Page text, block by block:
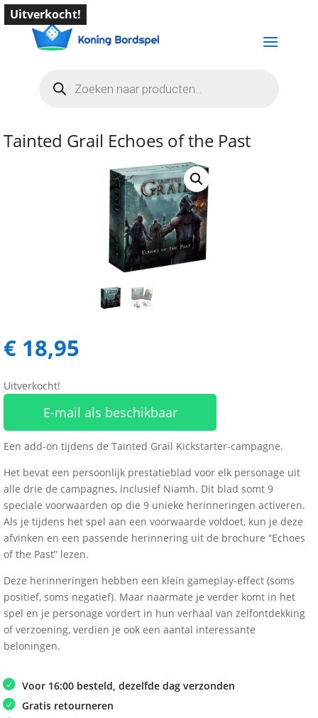
zoeken
Uitverkocht!
Tainted Grail Echoes of the Past
€ 18,95
Uitverkocht!
E-mail als beschikbaar
Een add-on tijdens de Tainted Grail Kickstarter-campagne.
Het bevat een persoonlijk prestatieblad voor elk personage uit
alle drie de campagnes, inclusief Niamh. Dit blad somt 9
speciale voorwaarden op die 9 unieke herinneringen activeren.
Als je tijdens het spel aan een voorwaarde voldoet, kun je deze
afvinken en een passende herinnering uit de brochure “Echoes
of the Past” lezen.
Deze herinneringen hebben een klein gameplay-effect (soms
positief, soms negatief). Maar naarmate je verder komt in het
spel en je personage vordert in hun verhaal van zelfontdekking
of verzoening, verdien je ook een aantal interessante
beloningen.
Voor 16:00 besteld, dezelfde dag verzonden
Gratis retourneren